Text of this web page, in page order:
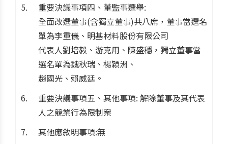
重要決議事項四、董監事選舉:
全面改選董事(含獨立董事)共八席，董事當選名
單為李重儀、明基材料股份有限公司
代表人劉培毅、游克用、陳盛穩，獨立董事當
選名單為魏秋瑞、楊穎洲、
趙國光、賴威廷。
重要決議事項五、其他事項: 解除董事及其代表
人之競業行為限制案
其他應敘明事項:無